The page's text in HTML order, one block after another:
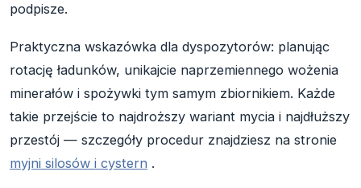
podpisze.
Praktyczna wskazówka dla dyspozytorów: planując
rotację ładunków, unikajcie naprzemiennego wożenia
minerałów i spożywki tym samym zbiornikiem. Każde
takie przejście to najdroższy wariant mycia i najdłuższy
przestój — szczegóły procedur znajdziesz na stronie
myjni silosów i cystern .